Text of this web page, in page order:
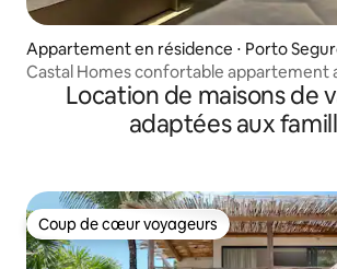
Appartement en résidence ⋅ Porto
Castal Homes confortable appartement
Location de maisons de
adaptées aux
Coup de cœur voyageurs
Coup de cœur voyageurs